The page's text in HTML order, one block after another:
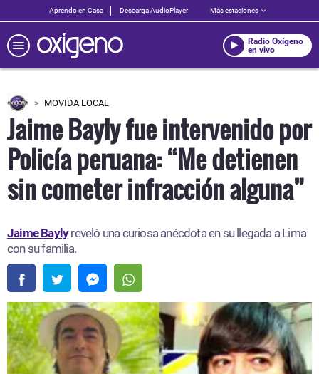
Aprendo en Casa Descarga AudioPlayer Más estaciones
Radio Oxígeno
en vivo
MOVIDA LOCAL
Jaime Bayly fue intervenido por
Policía peruana: “Me detienen
sin cometer infracción alguna”
Jaime Baylyreveló una curiosa anécdota en su llegada a Lima
con su familia.